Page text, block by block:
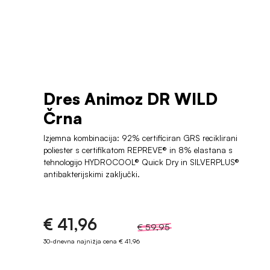
Dres Animoz DR WILD
Črna
Izjemna kombinacija: 92% certificiran GRS reciklirani
poliester s certifikatom REPREVE® in 8% elastana s
tehnologijo HYDROCOOL® Quick Dry in SILVERPLUS®
antibakterijskimi zaključki.
€ 41,96 € 59,95
30-dnevna najnižja cena € 41,96